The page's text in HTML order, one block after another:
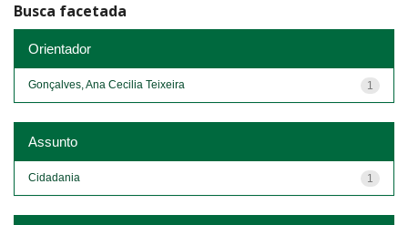
Busca facetada
Orientador
1
Gonçalves, Ana Cecilia Teixeira
Assunto
1
Cidadania